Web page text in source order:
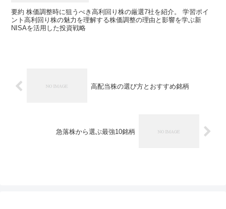
要約 株価調整時に狙うべき高利回り株の厳選7社を紹介。 学習ポイ
ント高利回り株の魅力を理解する株価調整の理由と影響を学ぶ新
NISAを活用した投資戦略
高配当株の選び方とおすすめ銘柄
急落株から選ぶ最強10銘柄